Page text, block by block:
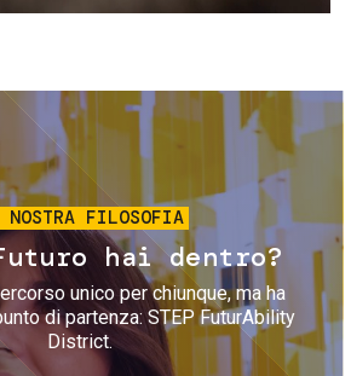
Immagine
NOSTRA FILOSOFIA
hai dentro?
unico per chiunque, ma ha
di partenza: STEP FuturAbility
District.